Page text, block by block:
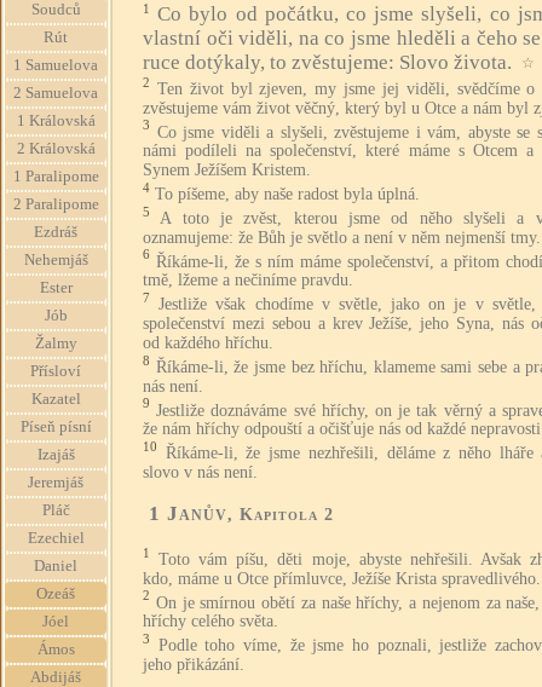
Soudců
Rút
1 Samuelova
2 Samuelova
1 Královská
2 Královská
1 Paralipome
2 Paralipome
Ezdráš
Nehemjáš
Ester
Jób
Žalmy
Přísloví
Kazatel
Píseň písní
Izajáš
Jeremjáš
Pláč
Ezechiel
Daniel
Ozeáš
Jóel
Ámos
Abdijáš
1
Co bylo od počátku, co jsme slyšeli, co
vlastní oči viděli, na co jsme hleděli a čeho
ruce dotýkaly, to zvěstujeme: Slovo života.
☆
2 Ten život byl zjeven, my jsme jej viděli, svědčíme o
zvěstujeme vám život věčný, který byl u Otce a nám byl
3 Co jsme viděli a slyšeli, zvěstujeme i vám, abyste se
námi podíleli na společenství, které máme s Otcem a
Synem Ježíšem Kristem.
4 To píšeme, aby naše radost byla úplná.
5
A toto je zvěst, kterou jsme od něho slyšeli a
oznamujeme: že Bůh je světlo a není v něm nejmenší tmy.
6 Říkáme-li, že s ním máme společenství, a přitom
tmě, lžeme a nečiníme pravdu.
7
Jestliže však chodíme v světle, jako on je v světle,
společenství mezi sebou a krev Ježíše, jeho Syna, nás
od každého hříchu.
8 Říkáme-li, že jsme bez hříchu, klameme sami sebe a
nás není.
9 Jestliže doznáváme své hříchy, on je tak věrný a
že nám hříchy odpouští a očišťuje nás od každé
10
Říkáme-li, že jsme nezhřešili, děláme z něho lháře
slovo v nás není.
1 Janův, Kapitola 2
1
Toto vám píšu, děti moje, abyste nehřešili. Avšak
kdo, máme u Otce přímluvce, Ježíše Krista spravedlivého.
2 On je smírnou obětí za naše hříchy, a nejenom za
hříchy celého světa.
3
Podle toho víme, že jsme ho poznali, jestliže
jeho přikázání.